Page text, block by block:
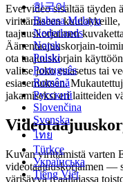
한국어
Bahasa Melayu
Nederlands
Norsk
Polski
Português
Română
Русский
Slovenčina
Svenska
ไทย
Türkçe
Українська
Tiếng Việt
Evervideo sisältää täyden
virittämiseen
taajuuskorjaimen
Äänentaajuuskorjain-
ota taajuuskorjain
valitse joko esiasetus tai
esiasemuksen.
jakamiseksi eri laitteiden
Kuvan virittämistä varten
videotaajuuskorjaimen —
värisävyä reaaliajassa